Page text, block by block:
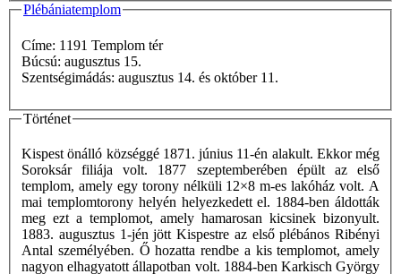
Plébániatemplom
Címe: 1191 Templom tér
Búcsú: augusztus 15.
Szentségimádás: augusztus 14. és október 11.
Történet
Kispest önálló községgé 1871. június 11-én alakult. Ekkor még
Soroksár filiája volt. 1877 szeptemberében épült az első
templom, amely egy torony nélküli 12×8 m-es lakóház volt. A
mai templomtorony helyén helyezkedett el. 1884-ben áldották
meg ezt a templomot, amely hamarosan kicsinek bizonyult.
1883. augusztus 1-jén jött Kispestre az első plébános Ribényi
Antal személyében. Ő hozatta rendbe a kis templomot, amely
nagyon elhagyatott állapotban volt. 1884-ben Karkisch György